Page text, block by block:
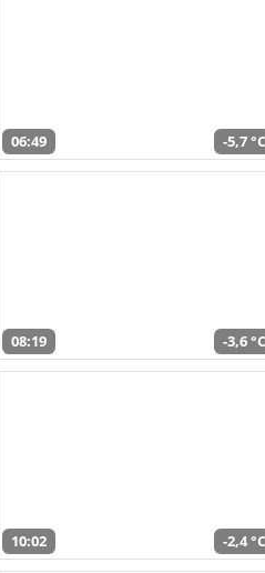
06:49 -5,7 °C
08:19 -3,6 °C
10:02 -2,4 °C